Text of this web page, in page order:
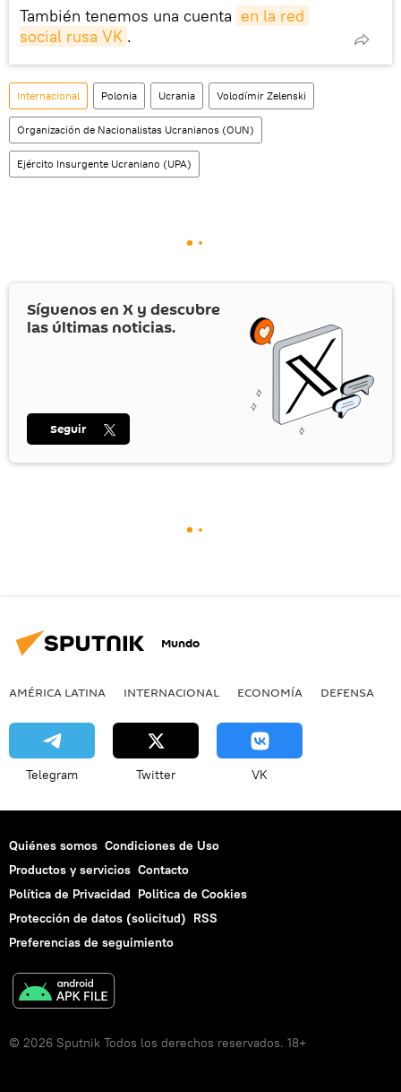
También tenemos una cuenta en la red
social rusa VK .
Internacional Polonia Ucrania Volodímir Zelenski
Organización de Nacionalistas Ucranianos (OUN)
Ejército Insurgente Ucraniano (UPA)
Síguenos en X y descubre
las últimas noticias.
Seguir
Mundo
AMÉRICA LATINA INTERNACIONAL ECONOMÍA DEFENSA
Telegram Twitter VK
Quiénes somos Condiciones de Uso
Productos y servicios Contacto
Política de Privacidad Politica de Cookies
Protección de datos (solicitud) RSS
Preferencias de seguimiento
© 2026 Sputnik Todos los derechos reservados. 18+